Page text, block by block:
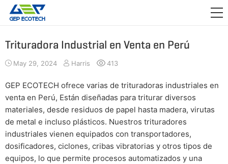
APLICACIÓN
ACERCA DE NOSOTROS
CONTÁCTENOS
Trituradora Industrial en Venta en Perú
May 29, 2024 Harris 413
GEP ECOTECH ofrece varias de trituradoras industriales en
venta en Perú, Están diseñadas para triturar diversos
materiales, desde residuos de papel hasta madera, virutas
de metal e incluso plásticos. Nuestros trituradores
industriales vienen equipados con transportadores,
dosificadores, ciclones, cribas vibratorias y otros tipos de
equipos, lo que permite procesos automatizados y una